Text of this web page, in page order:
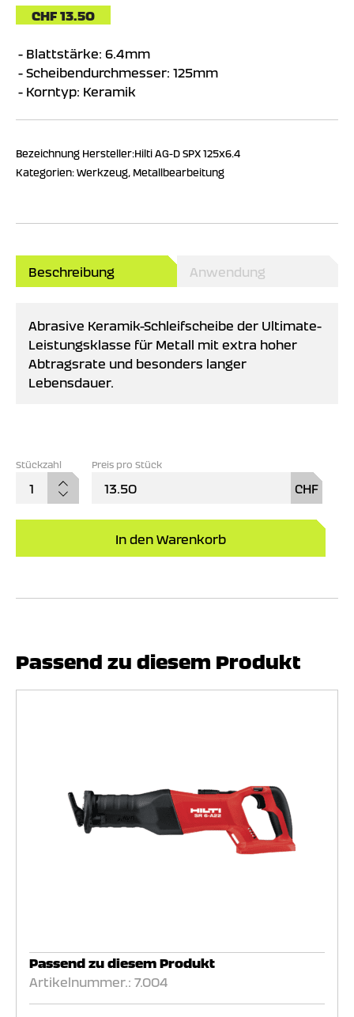
CHF13.50
Blattstärke: 6.4mm
Scheibendurchmesser: 125mm
Korntyp: Keramik
Bezeichnung Hersteller:Hilti AG-D SPX 125x6.4
Kategorien:Werkzeug, Metallbearbeitung
Beschreibung Anwendung
Abrasive Keramik-Schleifscheibe der Ultimate-
Leistungsklasse für Metall mit extra hoher
Abtragsrate und besonders langer
Lebensdauer.
Preis pro Stück
13.50 CHF
In den Warenkorb
Passend zu diesem Produkt
Passend zu diesem Produkt
Artikelnummer.: 7.004